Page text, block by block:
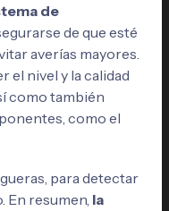
de
de que esté
averías mayores.
el nivel y la calidad
como también
como el
para detectar
En resumen, la